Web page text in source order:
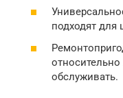
подходят для
обслуживать.